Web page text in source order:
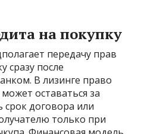
на покупку
передачу прав
сразу после
В лизинге право
оставаться за
срок договора или
только при